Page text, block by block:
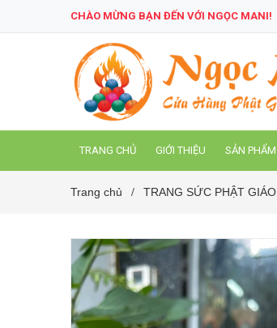
CHÀO MỪNG BẠN ĐẾN VỚI NGỌC MANI!
TRANG CHỦ GIỚI THIỆU SẢN PHẨM
Trang chủ / TRANG SỨC PHẬT GIÁO